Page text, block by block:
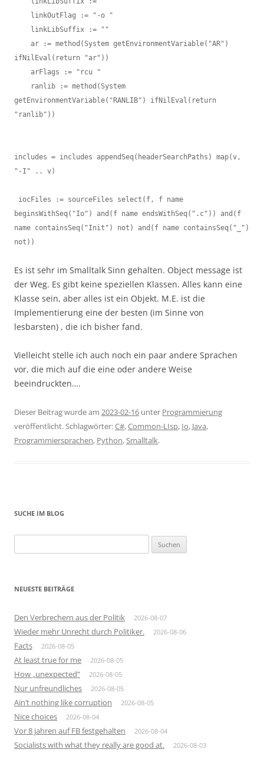
ifNilEval(return "ar"))
getEnvironmentVariable("RANLIB") ifNilEval(return
"ranlib"))
includes = includes appendSeq(headerSearchPaths) map(v,
"-I" .. v)
beginsWithSeq("Io") and(f name endsWithSeq(".c")) and(f
name containsSeq("Init") not) and(f name containsSeq("_")
not))
Es ist sehr im Smalltalk Sinn gehalten. Object message ist
der Weg. Es gibt keine speziellen Klassen. Alles kann eine
Klasse sein, aber alles ist ein Objekt. M.E. ist die
Implementierung eine der besten (im Sinne von
lesbarsten) , die ich bisher fand.
Vielleicht stelle ich auch noch ein paar andere Sprachen
vor, die mich auf die eine oder andere Weise
beeindruckten….
Dieser Beitrag wurde am 2023-02-16 unter Programmierung
veröffentlicht. Schlagwörter:C#,Common-LIsp, Io, Java,
Programmiersprachen, Python,Smalltalk.
SUCHE IM BLOG
nach:
NEUESTE BEITRÄGE
Den Verbrechern aus der Politik 2026-08-07
Wieder mehr Unrecht durch Politiker. 2026-08-06
Facts 2026-08-05
At least true for me 2026-08-05
How „unexpected“ 2026-08-05
Nur unfreundliches 2026-08-05
Ain’t nothing like corruption 2026-08-05
Nice choices 2026-08-04
Vor 8 jahren auf FB festgehalten 2026-08-04
Socialists with what they really are good at. 2026-08-03